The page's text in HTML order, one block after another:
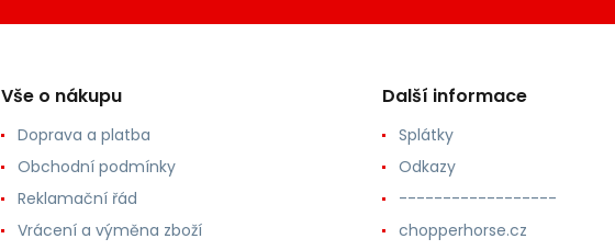
Vše o nákupu
Doprava a platba
Obchodní podmínky
Reklamační řád
Vrácení a výměna zboží
Další informace
Splátky
Odkazy
------------------
chopperhorse.cz